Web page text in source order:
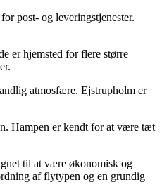
post- og leveringstjenester.
er hjemsted for flere større
atmosfære. Ejstrupholm er
Hampen er kendt for at være tæt
til at være økonomisk og
af flytypen og en grundig